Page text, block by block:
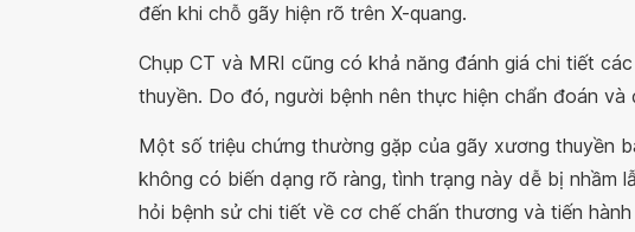
đến khi chỗ gãy hiện rõ trên X-quang.
Chụp CT và MRI cũng có khả năng đánh giá chi tiết
thuyền. Do đó, người bệnh nên thực hiện chẩn đoán
Một số triệu chứng thường gặp của gãy xương thuyền
không có biến dạng rõ ràng, tình trạng này dễ bị nhầm
hỏi bệnh sử chi tiết về cơ chế chấn thương và tiến